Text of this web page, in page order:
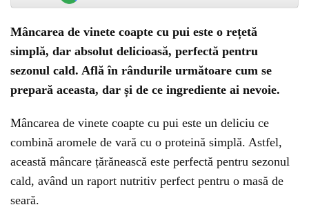
Mâncarea de vinete coapte cu pui este o rețetă
simplă, dar absolut delicioasă, perfectă pentru
sezonul cald. Află în rândurile următoare cum se
prepară aceasta, dar și de ce ingrediente ai nevoie.
Mâncarea de vinete coapte cu pui este un deliciu ce
combină aromele de vară cu o proteină simplă. Astfel,
această mâncare țărănească este perfectă pentru sezonul
cald, având un raport nutritiv perfect pentru o masă de
seară.